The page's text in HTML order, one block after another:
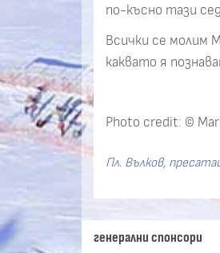
по-късно тази
Всички се молим
каквато я
Photo credit: ©
Пл. Вълков,
генерални спонсори